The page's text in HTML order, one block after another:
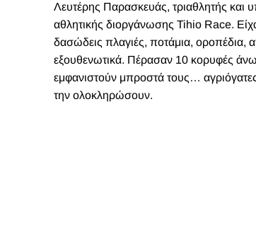
Λευτέρης Παρασκευάς, τριαθλητής και
αθλητικής διοργάνωσης Tihio Race.
δασώδεις πλαγιές, ποτάμια, οροπέδια,
εξουθενωτικά. Πέρασαν 10 κορυφές
εμφανιστούν μπροστά τους…
την ολοκληρώσουν.